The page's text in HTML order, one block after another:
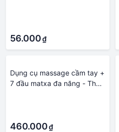
56.000₫
Dụng cụ massage cầm tay +
7 đầu matxa đa năng - Thư
460.000₫